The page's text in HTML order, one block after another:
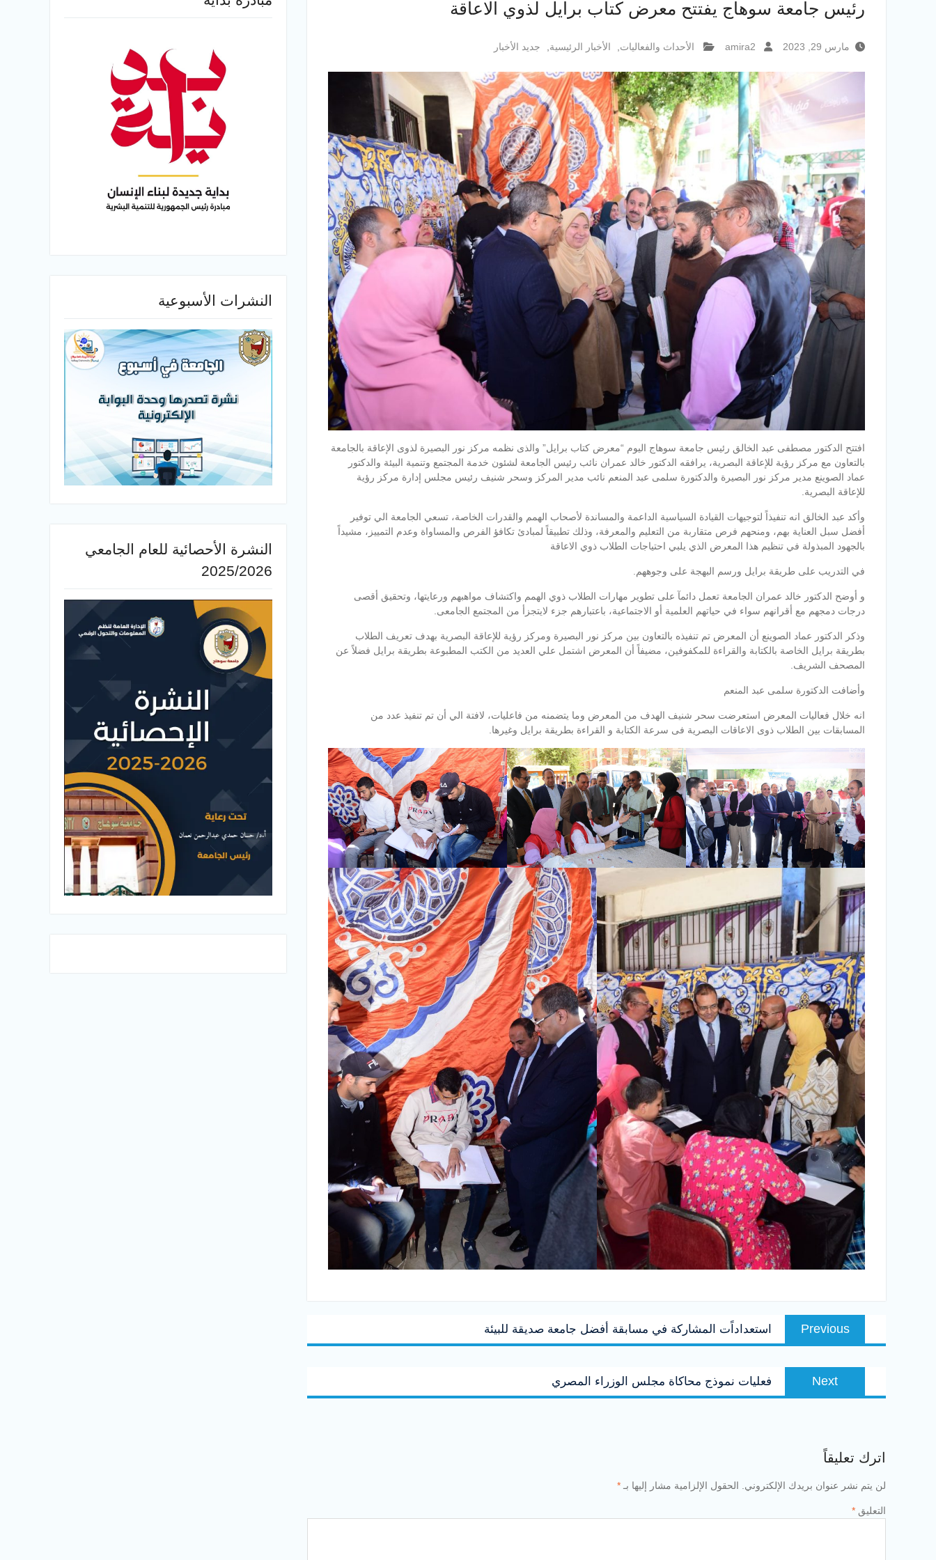
رئيس جامعة سوهاج يفتتح معرض كتاب برايل لذوي الاعاقة
مارس 29, 2023 amira2 الأحداث والفعاليات الأخبار الرئيسية جديد الأخبار
افتتح الدكتور مصطفى عبد الخالق رئيس جامعة سوهاج اليوم “معرض كتاب برايل” والذى نظمه مركز نور البصيرة لذوى الإعاقة بالجامعة
بالتعاون مع مركز رؤية للإعاقة البصرية، يرافقه الدكتور خالد عمران نائب رئيس الجامعة لشئون خدمة المجتمع وتنمية البيئة والدكتور
عماد الصوينع مدير مركز نور البصيرة والدكتورة سلمى عبد المنعم نائب مدير المركز وسحر شنيف رئيس مجلس إدارة مركز رؤية
للإعاقة البصرية.
وأكد عبد الخالق انه تنفيذاً لتوجيهات القيادة السياسية الداعمة والمساندة لأصحاب الهمم والقدرات الخاصة، تسعي الجامعة الي توفير
أفضل سبل العناية بهم، ومنحهم فرص متقاربة من التعليم والمعرفة، وذلك تطبيقاً لمبادئ تكافؤ الفرص والمساواة وعدم التمييز، مشيداً
بالجهود المبذولة في تنظيم هذا المعرض الذي يلبي احتياجات الطلاب ذوي الاعاقة
في التدريب على طريقة برايل ورسم البهجة على وجوههم.
و أوضح الدكتور خالد عمران الجامعة تعمل دائمآ على تطوير مهارات الطلاب ذوي الهمم واكتشاف مواهبهم ورعايتها، وتحقيق أقصى
درجات دمجهم مع أقرانهم سواء في حياتهم العلمية أو الاجتماعية، باعتبارهم جزء لايتجزأ من المجتمع الجامعى.
وذكر الدكتور عماد الصوينع أن المعرض تم تنفيذه بالتعاون بين مركز نور البصيرة ومركز رؤية للإعاقة البصرية بهدف تعريف الطلاب
بطريقة برايل الخاصة بالكتابة والقراءة للمكفوفين، مضيفاً أن المعرض اشتمل علي العديد من الكتب المطبوعة بطريقة برايل فضلاً عن
المصحف الشريف.
وأضافت الدكتورة سلمى عبد المنعم
انه خلال فعاليات المعرض استعرضت سحر شنيف الهدف من المعرض وما يتضمنه من فاعليات، لافتة الي أن تم تنفيذ عدد من
المسابقات بين الطلاب ذوى الاعاقات البصرية فى سرعة الكتابة و القراءة بطريقة برايل وغيرها.
تصفّح
المقالاتPrevious
Previous
post:
استعداداًت المشاركة في مسابقة أفضل جامعة صديقة للبيئة
Next
Next
post:
فعليات نموذج محاكاة مجلس الوزراء المصري
اترك تعليقاً
لن يتم نشر عنوان بريدك الإلكتروني. الحقول الإلزامية مشار إليها بـ *
التعليق *
النشرات الأسبوعية
النشرة الأحصائية للعام الجامعي
2025/2026